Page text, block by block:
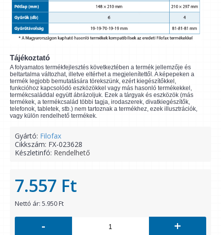
Tájékoztató
A folyamatos termékfejlesztés következtében a termék jellemzője és
beltartalma változhat, illetve eltérhet a megjelenítettől. A képepeken a
termék legjobb bemutatására törekszünk, ezért kiegészítőkkel,
funkcióhoz kapcsolódó eszközökkel vagy más hasonló termékekkel,
termékcsaláddal együtt ábrázoljuk. Ezek a tárgyak és eszközök (más
termékek, a termékcsalád többi tagja, irodaszerek, divatkiegészítők,
telefonok, tabletek, stb.) nem tartoznak a termékhez, ezek illusztrációk,
vagy külön rendelhető termékek.
Gyártó: Filofax
Cikkszám: FX-023628
Készletinfó: Rendelhető
7.557 Ft
Nettó ár: 5.950 Ft
- +